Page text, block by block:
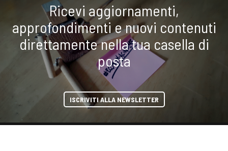
Ricevi aggiornamenti,
approfondimenti e nuovi contenuti
direttamente nella tua casella di
posta
ISCRIVITI ALLA NEWSLETTER